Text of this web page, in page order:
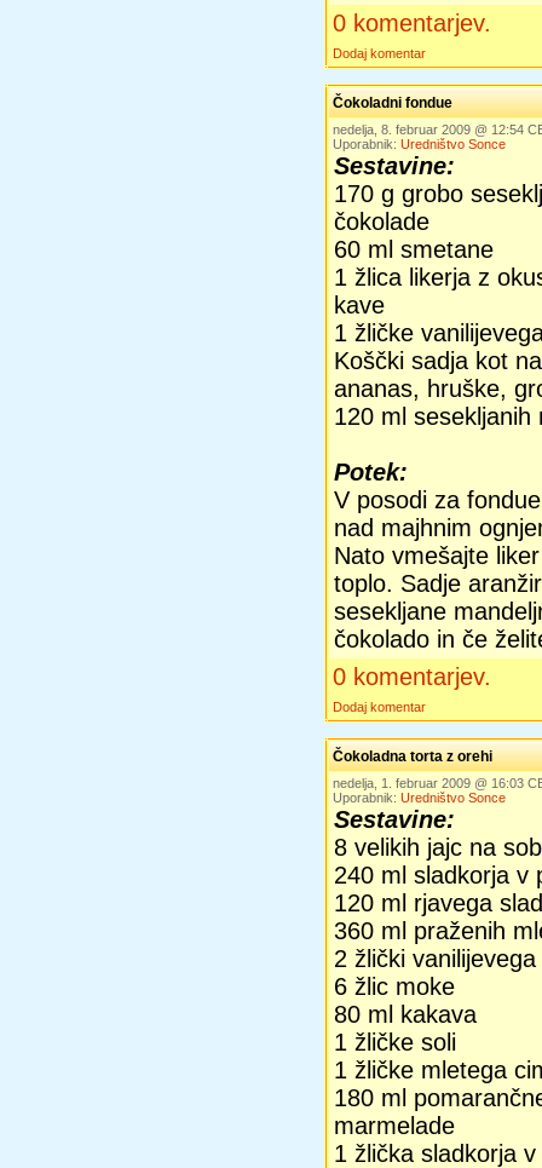
0 komentarjev.
Dodaj komentar
Čokoladni fondue
nedelja, 8. februar 2009 @ 12:54
Uporabnik: Uredništvo Sonce
Sestavine:
170 g grobo
čokolade
60 ml smetane
1 žlica likerja z
kave
1 žličke
Koščki sadja kot
ananas, hruške,
120 ml sesekljanih
Potek:
V posodi za
nad majhnim
Nato vmešajte
toplo. Sadje
sesekljane
čokolado in če
0 komentarjev.
Dodaj komentar
Čokoladna torta z orehi
nedelja, 1. februar 2009 @ 16:03
Uporabnik: Uredništvo Sonce
Sestavine:
8 velikih jajc na
240 ml sladkorja v
120 ml rjavega
360 ml praženih
2 žlički
6 žlic moke
80 ml kakava
1 žličke soli
1 žličke mletega
180 ml
marmelade
1 žlička sladkorja